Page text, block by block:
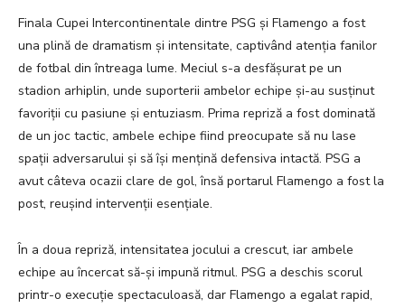
Finala Cupei Intercontinentale dintre PSG și Flamengo a fost
una plină de dramatism și intensitate, captivând atenția fanilor
de fotbal din întreaga lume. Meciul s-a desfășurat pe un
stadion arhiplin, unde suporterii ambelor echipe și-au susținut
favoriții cu pasiune și entuziasm. Prima repriză a fost dominată
de un joc tactic, ambele echipe fiind preocupate să nu lase
spații adversarului și să își mențină defensiva intactă. PSG a
avut câteva ocazii clare de gol, însă portarul Flamengo a fost la
post, reușind intervenții esențiale.
În a doua repriză, intensitatea jocului a crescut, iar ambele
echipe au încercat să-și impună ritmul. PSG a deschis scorul
printr-o execuție spectaculoasă, dar Flamengo a egalat rapid,